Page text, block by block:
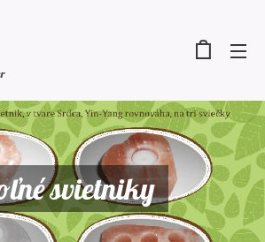
svietniky